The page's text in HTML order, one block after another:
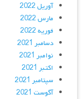
آوریل 2022
مارس 2022
فوریه 2022
دسامبر 2021
نوامبر 2021
اکتبر 2021
سپتامبر 2021
آگوست 2021